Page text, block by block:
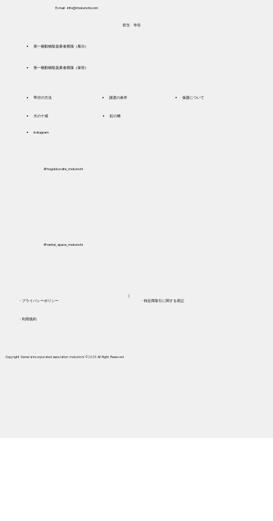
​┃
​第一種動物取扱業者標識（展示）
寄付の方法 譲渡の条件 保護について
​第一種動物取扱業者標識（保管）
犬の十戒
instagram
虹の橋
＠hogokkocafe_mokonchi
​・プライバシーポリシー
＠rental_space_mokonchi
​・特定商取引に関する表記
・利用規約
E-mail info@mokonchi.com
Copyright General incorporated association mokonchi ©2025 AII Right Reserved
​担当 寺谷